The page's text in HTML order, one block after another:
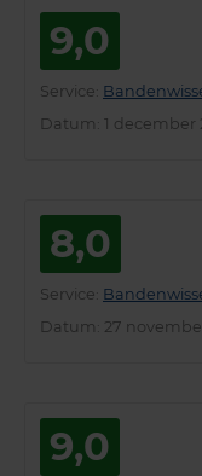
9,0
Service
Datum : 1 december
8,0
Service
Datum : 27
9,0